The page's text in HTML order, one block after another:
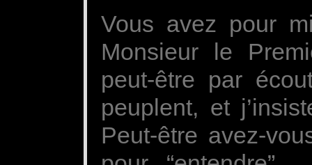
Vous avez pour
Monsieur le
peut-être par
peuplent, et
Peut-être avez-